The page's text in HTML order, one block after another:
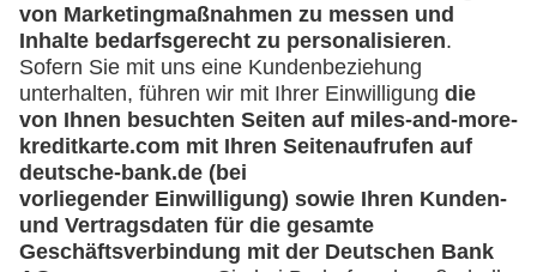
Muss ich meine Lufthansa Miles & More
Credit Card sofort sperren, wenn ich einen
Kartenumsatz nicht zuordnen kann?
Ich möchte meine Karte sperren - was muss
ich tun?